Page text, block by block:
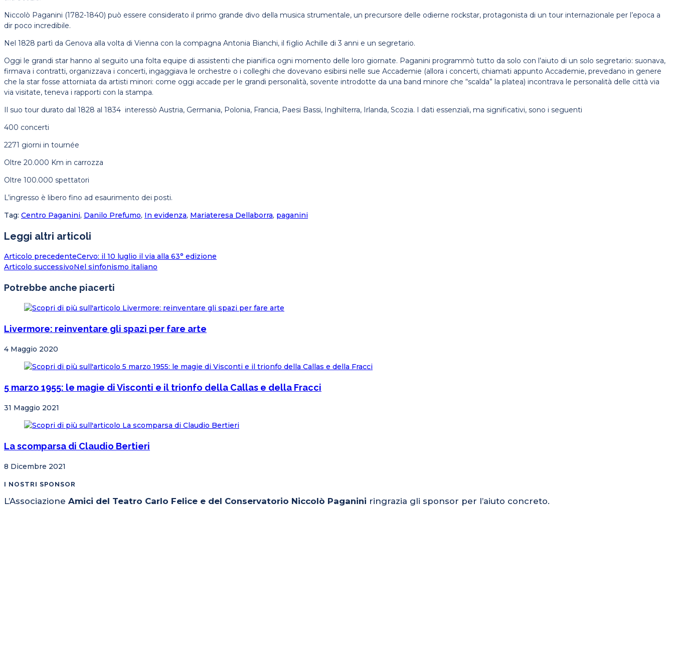
Niccolò Paganini (1782-1840) può essere considerato il primo grande divo della musica strumentale, un precursore delle odierne rockstar, protagonista di un tour internazionale per l’epoca a
dir poco incredibile.
Nel 1828 partì da Genova alla volta di Vienna con la compagna Antonia Bianchi, il figlio Achille di 3 anni e un segretario.
Oggi le grandi star hanno al seguito una folta equipe di assistenti che pianifica ogni momento delle loro giornate. Paganini programmò tutto da solo con l’aiuto di un solo segretario: suonava,
firmava i contratti, organizzava i concerti, ingaggiava le orchestre o i colleghi che dovevano esibirsi nelle sue Accademie (allora i concerti, chiamati appunto Accademie, prevedano in genere
che la star fosse attorniata da artisti minori: come oggi accade per le grandi personalità, sovente introdotte da una band minore che “scalda” la platea) incontrava le personalità delle città via
via visitate, teneva i rapporti con la stampa.
Il suo tour durato dal 1828 al 1834 interessò Austria, Germania, Polonia, Francia, Paesi Bassi, Inghilterra, Irlanda, Scozia. I dati essenziali, ma significativi, sono i seguenti
400 concerti
2271 giorni in tournée
Oltre 20.000 Km in carrozza
Oltre 100.000 spettatori
L’ingresso è libero fino ad esaurimento dei posti.
Tag: Centro Paganini, Danilo Prefumo, In evidenza, Mariateresa Dellaborra, paganini
Leggi altri articoli
Articolo precedenteCervo: il 10 luglio il via alla 63° edizione
Articolo successivoNel sinfonismo italiano
Potrebbe anche piacerti
Livermore: reinventare gli spazi per fare arte
4 Maggio 2020
5 marzo 1955: le magie di Visconti e il trionfo della Callas e della Fracci
31 Maggio 2021
La scomparsa di Claudio Bertieri
8 Dicembre 2021
I NOSTRI SPONSOR
L’Associazione Amici del Teatro Carlo Felice e del Conservatorio Niccolò Paganini ringrazia gli sponsor per l’aiuto concreto.